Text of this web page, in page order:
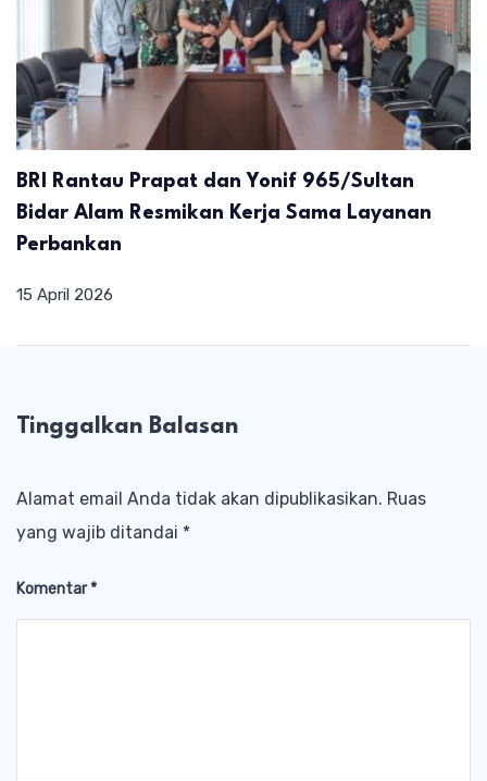
BRI Rantau Prapat dan Yonif 965/Sultan
Bidar Alam Resmikan Kerja Sama Layanan
Perbankan
15 April 2026
Tinggalkan Balasan
Alamat email Anda tidak akan dipublikasikan. Ruas
yang wajib ditandai *
Komentar*